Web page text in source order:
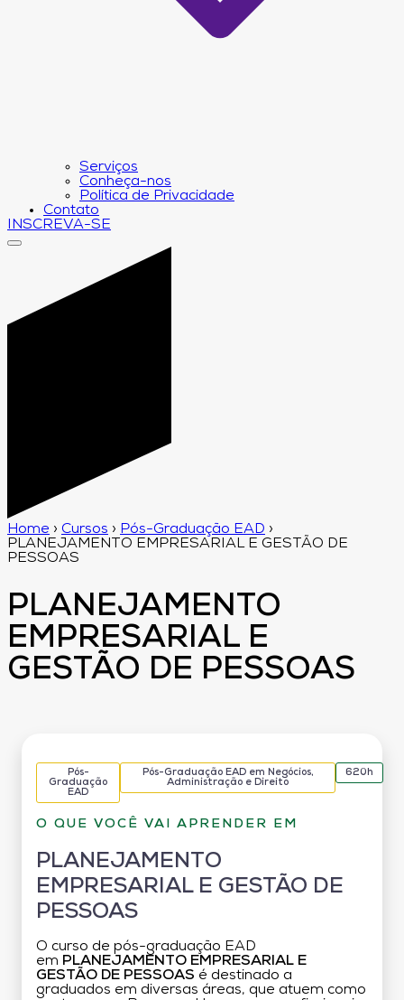
Serviços
Conheça-nos
Política de Privacidade
Contato
INSCREVA-SE
Home › Cursos › Pós-Graduação EAD ›
PLANEJAMENTO EMPRESARIAL E GESTÃO DE
PESSOAS
PLANEJAMENTO
EMPRESARIAL E
GESTÃO DE PESSOAS
Pós-
Graduação
EAD
Pós-Graduação EAD em Negócios,
Administração e Direito
620h
O QUE VOCÊ VAI APRENDER EM
PLANEJAMENTO
EMPRESARIAL E GESTÃO DE
PESSOAS
O curso de pós-graduação EAD
em PLANEJAMENTO EMPRESARIAL E
GESTÃO DE PESSOAS é destinado a
graduados em diversas áreas, que atuem como